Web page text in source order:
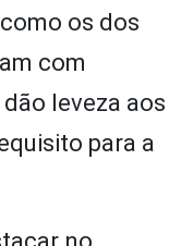
os dos
com
leveza aos
para a